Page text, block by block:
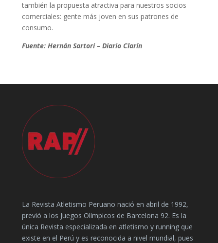
también la propuesta atractiva para nuestros socios
comerciales: gente más joven en sus patrones de
consumo.
Fuente: Hernán Sartori – Diario Clarín
La Revista Atletismo Peruano nació en abril de 1992,
previó a los Juegos Olímpicos de Barcelona 92. Es la
única Revista especializada en atletismo y running que
existe en el Perú y es reconocida a nivel mundial, pues